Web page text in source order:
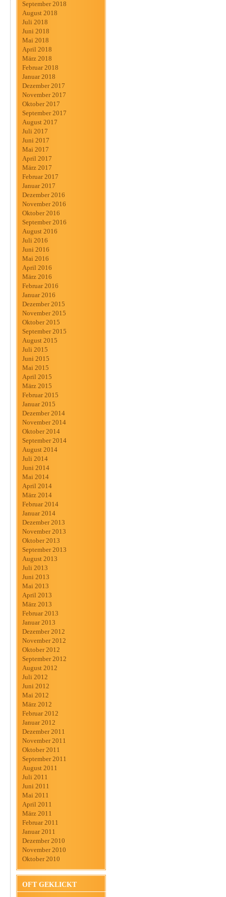
September 2018
August 2018
Juli 2018
Juni 2018
Mai 2018
April 2018
März 2018
Februar 2018
Januar 2018
Dezember 2017
November 2017
Oktober 2017
September 2017
August 2017
Juli 2017
Juni 2017
Mai 2017
April 2017
März 2017
Februar 2017
Januar 2017
Dezember 2016
November 2016
Oktober 2016
September 2016
August 2016
Juli 2016
Juni 2016
Mai 2016
April 2016
März 2016
Februar 2016
Januar 2016
Dezember 2015
November 2015
Oktober 2015
September 2015
August 2015
Juli 2015
Juni 2015
Mai 2015
April 2015
März 2015
Februar 2015
Januar 2015
Dezember 2014
November 2014
Oktober 2014
September 2014
August 2014
Juli 2014
Juni 2014
Mai 2014
April 2014
März 2014
Februar 2014
Januar 2014
Dezember 2013
November 2013
Oktober 2013
September 2013
August 2013
Juli 2013
Juni 2013
Mai 2013
April 2013
März 2013
Februar 2013
Januar 2013
Dezember 2012
November 2012
Oktober 2012
September 2012
August 2012
Juli 2012
Juni 2012
Mai 2012
März 2012
Februar 2012
Januar 2012
Dezember 2011
November 2011
Oktober 2011
September 2011
August 2011
Juli 2011
Juni 2011
Mai 2011
April 2011
März 2011
Februar 2011
Januar 2011
Dezember 2010
November 2010
Oktober 2010
OFT GEKLICKT